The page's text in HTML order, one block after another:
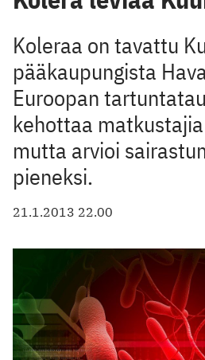
Koleraa on tavattu
pääkaupungista
Euroopan
kehottaa
mutta arvioi
pieneksi.
21.1.2013 22.00